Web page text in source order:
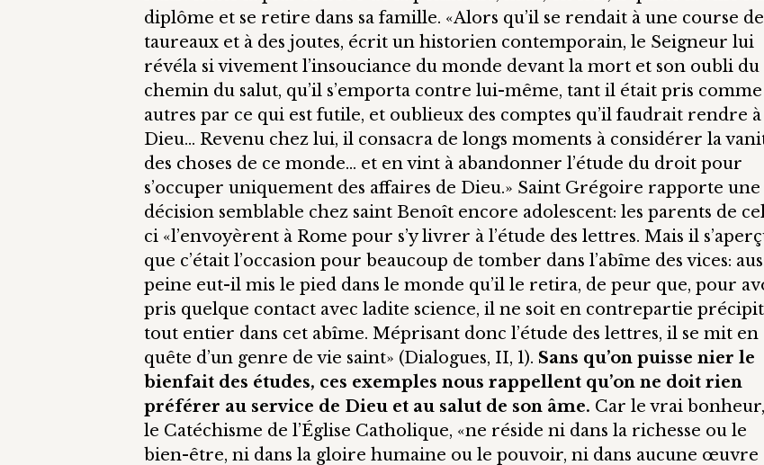
diplôme et se retire dans sa famille. «Alors qu’il se rendait à une course de
taureaux et à des joutes, écrit un historien contemporain, le Seigneur lui
révéla si vivement l’insouciance du monde devant la mort et son oubli du
chemin du salut, qu’il s’emporta contre lui-même, tant il était pris comme
autres par ce qui est futile, et oublieux des comptes qu’il faudrait rendre à
Dieu… Revenu chez lui, il consacra de longs moments à considérer la
des choses de ce monde… et en vint à abandonner l’étude du droit pour
s’occuper uniquement des affaires de Dieu.» Saint Grégoire rapporte une
décision semblable chez saint Benoît encore adolescent: les parents de
ci «l’envoyèrent à Rome pour s’y livrer à l’étude des lettres. Mais il
que c’était l’occasion pour beaucoup de tomber dans l’abîme des vices:
peine eut-il mis le pied dans le monde qu’il le retira, de peur que, pour
pris quelque contact avec ladite science, il ne soit en contrepartie
tout entier dans cet abîme. Méprisant donc l’étude des lettres, il se mit en
quête d’un genre de vie saint» (Dialogues, II, 1). Sans qu’on puisse nier le
bienfait des études, ces exemples nous rappellent qu’on ne doit rien
préférer au service de Dieu et au salut de son âme. Car le vrai
le Catéchisme de l’Église Catholique, «ne réside ni dans la richesse ou le
bien-être, ni dans la gloire humaine ou le pouvoir, ni dans aucune œuvre